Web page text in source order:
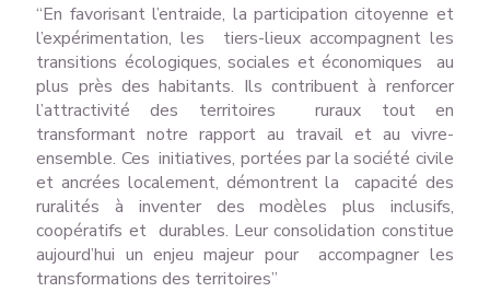
“En favorisant l’entraide, la participation citoyenne et
l’expérimentation, les tiers-lieux accompagnent les
transitions écologiques, sociales et économiques au
plus près des habitants. Ils contribuent à renforcer
l’attractivité des territoires ruraux tout en
transformant notre rapport au travail et au vivre-
ensemble. Ces initiatives, portées par la société civile
et ancrées localement, démontrent la capacité des
ruralités à inventer des modèles plus inclusifs,
coopératifs et durables. Leur consolidation constitue
aujourd’hui un enjeu majeur pour accompagner les
transformations des territoires”